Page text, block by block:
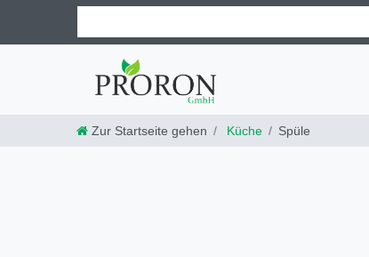
Zur Startseite gehen Küche Spüle